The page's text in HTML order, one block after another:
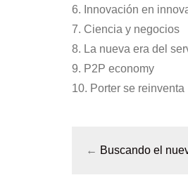
6. Innovación en
7. Ciencia y negocios
8. La nueva era del
9. P2P economy
10. Porter se reinventa
← Buscando el